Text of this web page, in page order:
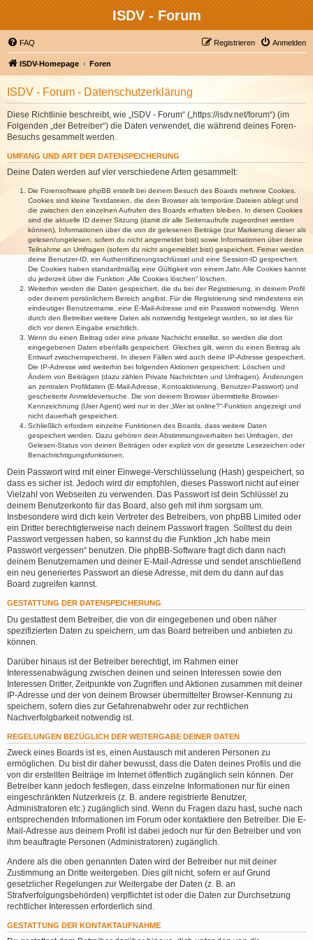
ISDV - Forum
FAQ Anmelden
Registrieren
ISDV-Homepage Foren
ISDV - Forum - Datenschutzerklärung
Diese Richtlinie beschreibt, wie „ISDV - Forum“ („https://isdv.net/forum“) (im
Folgenden „der Betreiber“) die Daten verwendet, die während deines Foren-
Besuchs gesammelt werden.
UMFANG UND ART DER DATENSPEICHERUNG
Deine Daten werden auf vier verschiedene Arten gesammelt:
Die Forensoftware phpBB erstellt bei deinem Besuch des Boards mehrere Cookies.
Cookies sind kleine Textdateien, die dein Browser als temporäre Dateien ablegt und
die zwischen den einzelnen Aufrufen des Boards erhalten bleiben. In diesen Cookies
sind die aktuelle ID deiner Sitzung (damit dir alle Seitenaufrufe zugeordnet werden
können), Informationen über die von dir gelesenen Beiträge (zur Markierung dieser als
gelesen/ungelesen; sofern du nicht angemeldet bist) sowie Informationen über deine
Teilnahme an Umfragen (sofern du nicht angemeldet bist) gespeichert. Ferner werden
deine Benutzer-ID, ein Authentifizierungsschlüssel und eine Session-ID gespeichert.
Die Cookies haben standardmäßig eine Gültigkeit von einem Jahr. Alle Cookies kannst
du jederzeit über die Funktion „Alle Cookies löschen“ löschen.
Weiterhin werden die Daten gespeichert, die du bei der Registrierung, in deinem Profil
oder deinem persönlichem Bereich angibst. Für die Registrierung sind mindestens ein
eindeutiger Benutzername, eine E-Mail-Adresse und ein Passwort notwendig. Wenn
durch den Betreiber weitere Daten als notwendig festgelegt wurden, so ist dies für
dich vor deren Eingabe ersichtlich.
Wenn du einen Beitrag oder eine private Nachricht erstellst, so werden die dort
eingegebenen Daten ebenfalls gespeichert. Gleiches gilt, wenn du einen Beitrag als
Entwurf zwischenspeicherst. In diesen Fällen wird auch deine IP-Adresse gespeichert.
Die IP-Adresse wird weiterhin bei folgenden Aktionen gespeichert: Löschen und
Ändern von Beiträgen (dazu zählen Private Nachrichten und Umfragen), Änderungen
an zentralen Profildaten (E-Mail-Adresse, Kontoaktivierung, Benutzer-Passwort) und
gescheiterte Anmeldeversuche. Die von deinem Browser übermittelte Browser-
Kennzeichnung (User Agent) wird nur in der „Wer ist online?“-Funktion angezeigt und
nicht dauerhaft gespeichert.
Schließlich erfordern einzelne Funktionen des Boards, dass weitere Daten
gespeichert werden. Dazu gehören dein Abstimmungsverhalten bei Umfragen, der
Gelesen-Status von deinen Beiträgen oder explizit von dir gesetzte Lesezeichen oder
Benachrichtigungsfunktionen.
Dein Passwort wird mit einer Einwege-Verschlüsselung (Hash) gespeichert, so
dass es sicher ist. Jedoch wird dir empfohlen, dieses Passwort nicht auf einer
Vielzahl von Webseiten zu verwenden. Das Passwort ist dein Schlüssel zu
deinem Benutzerkonto für das Board, also geh mit ihm sorgsam um.
Insbesondere wird dich kein Vertreter des Betreibers, von phpBB Limited oder
ein Dritter berechtigterweise nach deinem Passwort fragen. Solltest du dein
Passwort vergessen haben, so kannst du die Funktion „Ich habe mein
Passwort vergessen“ benutzen. Die phpBB-Software fragt dich dann nach
deinem Benutzernamen und deiner E-Mail-Adresse und sendet anschließend
ein neu generiertes Passwort an diese Adresse, mit dem du dann auf das
Board zugreifen kannst.
GESTATTUNG DER DATENSPEICHERUNG
Du gestattest dem Betreiber, die von dir eingegebenen und oben näher
spezifizierten Daten zu speichern, um das Board betreiben und anbieten zu
können.
Darüber hinaus ist der Betreiber berechtigt, im Rahmen einer
Interessenabwägung zwischen deinen und seinen Interessen sowie den
Interessen Dritter, Zeitpunkte von Zugriffen und Aktionen zusammen mit deiner
IP-Adresse und der von deinem Browser übermittelter Browser-Kennung zu
speichern, sofern dies zur Gefahrenabwehr oder zur rechtlichen
Nachverfolgbarkeit notwendig ist.
REGELUNGEN BEZÜGLICH DER WEITERGABE DEINER DATEN
Zweck eines Boards ist es, einen Austausch mit anderen Personen zu
ermöglichen. Du bist dir daher bewusst, dass die Daten deines Profils und die
von dir erstellten Beiträge im Internet öffentlich zugänglich sein können. Der
Betreiber kann jedoch festlegen, dass einzelne Informationen nur für einen
eingeschränkten Nutzerkreis (z. B. andere registrierte Benutzer,
Administratoren etc.) zugänglich sind. Wenn du Fragen dazu hast, suche nach
entsprechenden Informationen im Forum oder kontaktiere den Betreiber. Die E-
Mail-Adresse aus deinem Profil ist dabei jedoch nur für den Betreiber und von
ihm beauftragte Personen (Administratoren) zugänglich.
Andere als die oben genannten Daten wird der Betreiber nur mit deiner
Zustimmung an Dritte weitergeben. Dies gilt nicht, sofern er auf Grund
gesetzlicher Regelungen zur Weitergabe der Daten (z. B. an
Strafverfolgungsbehörden) verpflichtet ist oder die Daten zur Durchsetzung
rechtlicher Interessen erforderlich sind.
GESTATTUNG DER KONTAKTAUFNAHME